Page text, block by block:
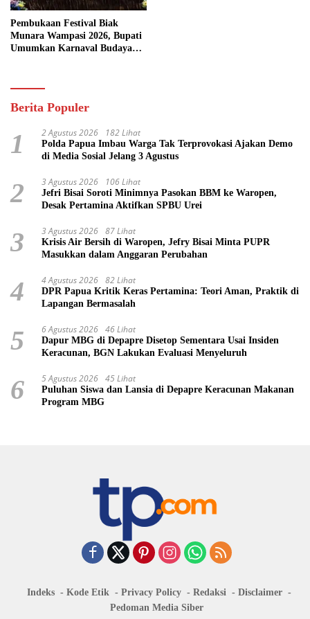
Pembukaan Festival Biak
Munara Wampasi 2026, Bupati
Umumkan Karnaval Budaya
Berita Populer
1 2 Agustus 2026 182 Lihat
Polda Papua Imbau Warga Tak Terprovokasi Ajakan Demo
di Media Sosial Jelang 3 Agustus
2 3 Agustus 2026 106 Lihat
Jefri Bisai Soroti Minimnya Pasokan BBM ke Waropen,
Desak Pertamina Aktifkan SPBU Urei
3 3 Agustus 2026 87 Lihat
Krisis Air Bersih di Waropen, Jefry Bisai Minta PUPR
Masukkan dalam Anggaran Perubahan
4 4 Agustus 2026 82 Lihat
DPR Papua Kritik Keras Pertamina: Teori Aman, Praktik di
Lapangan Bermasalah
5 6 Agustus 2026 46 Lihat
Dapur MBG di Depapre Disetop Sementara Usai Insiden
Keracunan, BGN Lakukan Evaluasi Menyeluruh
6 5 Agustus 2026 45 Lihat
Puluhan Siswa dan Lansia di Depapre Keracunan Makanan
Program MBG
Indeks Kode Etik Privacy Policy Redaksi
Disclaimer
Pedoman Media Siber